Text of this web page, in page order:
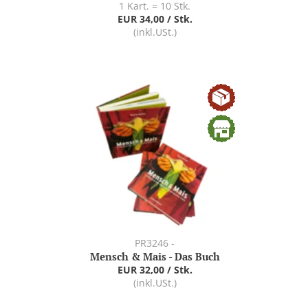
1 Kart. = 10 Stk.
EUR 34,00 / Stk.
(inkl.USt.)
PR3246 -
Mensch & Mais - Das Buch
EUR 32,00 / Stk.
(inkl.USt.)